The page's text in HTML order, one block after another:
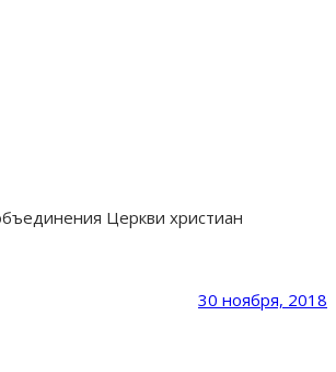
Церкви христиан
30 ноября, 2018